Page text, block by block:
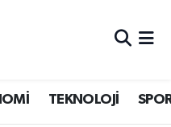
TEKNOLOJİ